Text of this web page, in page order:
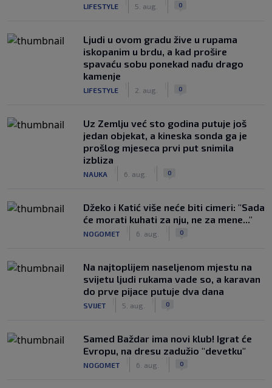
LIFESTYLE 5. aug. 0
Ljudi u ovom gradu žive u rupama
iskopanim u brdu, a kad prošire
spavaću sobu ponekad nađu drago
kamenje
LIFESTYLE 2. aug. 0
Uz Zemlju već sto godina putuje još
jedan objekat, a kineska sonda ga je
prošlog mjeseca prvi put snimila
izbliza
NAUKA 6. aug. 0
Džeko i Katić više neće biti cimeri: "Sada
će morati kuhati za nju, ne za mene..."
NOGOMET 6. aug. 0
Na najtoplijem naseljenom mjestu na
svijetu ljudi rukama vade so, a karavan
do prve pijace putuje dva dana
SVIJET 5. aug. 0
Samed Baždar ima novi klub! Igrat će
Evropu, na dresu zadužio "devetku"
NOGOMET 6. aug. 0